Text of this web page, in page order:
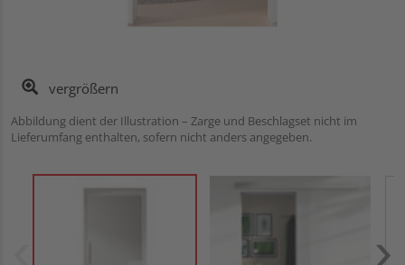
vergrößern
Abbildung dient der Illustration – Zarge und Beschlagset nicht im
Lieferumfang enthalten, sofern nicht anders angegeben.